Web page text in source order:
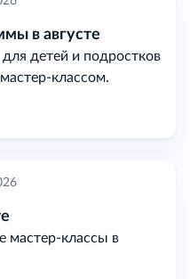
в августе
детей и подростков
классом.
мастер-классы в